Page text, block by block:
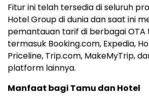
Fitur ini telah tersedia di seluruh
Hotel Group di dunia dan saat ini
pemantauan tarif di berbagai OTA
termasuk Booking.com, Expedia,
Priceline, Trip.com, MakeMyTrip,
platform lainnya.
Manfaat bagi Tamu dan Hotel